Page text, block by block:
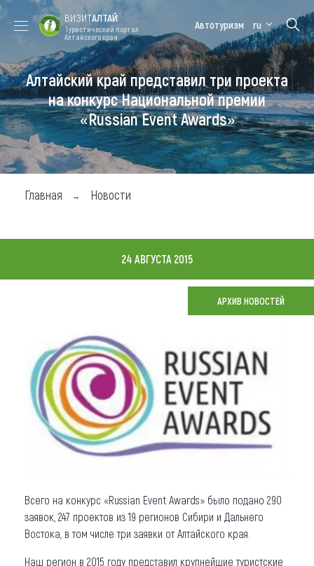
Форум VISIT
ALTAI
Цветение
маральника
Медицинский
форум
Алтайская
зимовка
Туры
Где побывать
Чем заняться
Карта
Что привезти (сувениры)
О регионе
Коллекция впечатлений
Другие рубрики
ВИЗИТАЛТАЙ
Туристический портал
Алтайского края
Автотуризм ru
Алтайский край представил три проекта
на конкурс Национальной премии
«Russian Event Awards»
Главная Новости
24 АВГУСТА 2015
АРХИВ НОВОСТЕЙ
Всего на конкурс «Russian Event Awards» было подано 290
заявок, 247 проектов из 19 регионов Сибири и Дальнего
Востока, в том числе три заявки от Алтайского края.
Наш регион в 2015 году представил крупнейшие туристские